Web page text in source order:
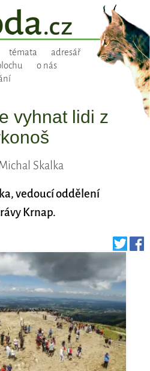
témata
adresář
o nás
vyhnat lidi z
Skalka
vedoucí oddělení
Krnap.